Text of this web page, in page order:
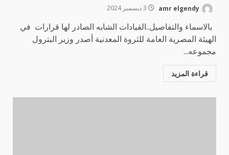
بالاسماء والتفاصيل..القيادات الشابه الصادر لها قرارات في
الهيئة المصرية العامة للثروة المعدنية أصدر وزير البترول
مجموعه...
قراءة المزيد